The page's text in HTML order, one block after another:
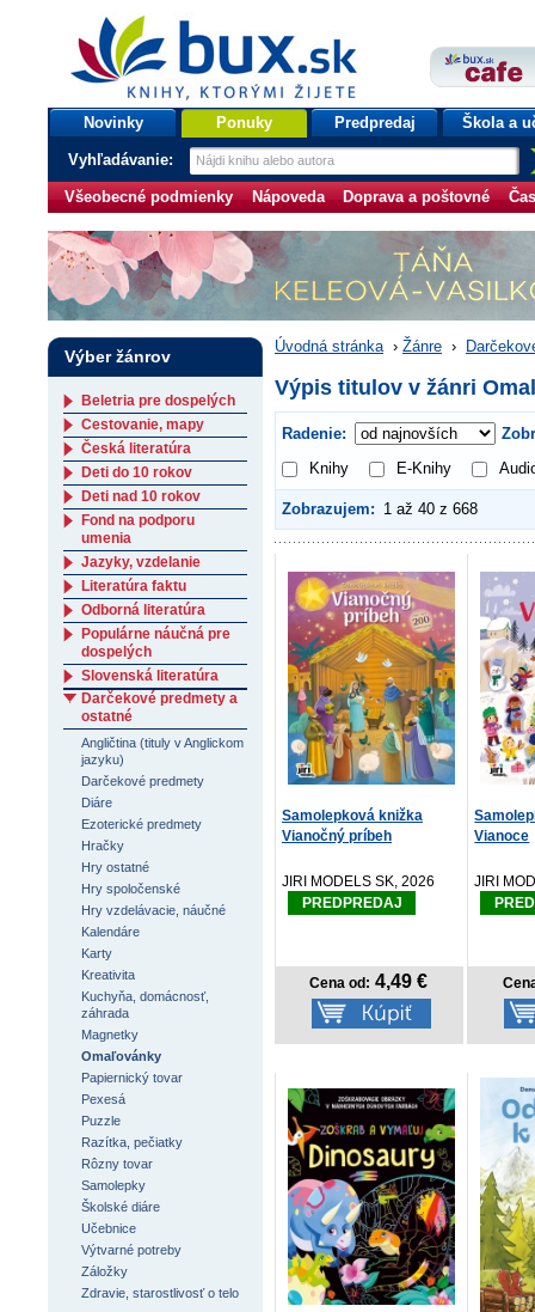
bux.sk
knihy, ktorými žijete
Úvodná stránka
Novinky Ponuky Predpredaj Škola a
Vyhľadávanie:
Všeobecné podmienky Nápoveda Doprava a poštovné
Úvodná stránka › Žánre ›
Výpis titulov v žánri
Radenie:
Knihy
E-Knihy
Zobrazujem: 1 až 40 z 668
Samolepková knižka
Vianočný príbeh
JIRI MODELS SK, 2026
PREDPREDAJ
Cena od: 4,49 €
Vianoce
JIRI
Výber žánrov
Beletria pre dospelých
Cestovanie, mapy
Česká literatúra
Deti do 10 rokov
Deti nad 10 rokov
Fond na podporu
umenia
Jazyky, vzdelanie
Literatúra faktu
Odborná literatúra
Populárne náučná pre
dospelých
Slovenská literatúra
Darčekové predmety a
ostatné
Angličtina (tituly v Anglickom
jazyku)
Darčekové predmety
Diáre
Ezoterické predmety
Hračky
Hry ostatné
Hry spoločenské
Hry vzdelávacie, náučné
Kalendáre
Karty
Kreativita
Kuchyňa, domácnosť,
záhrada
Magnetky
Omaľovánky
Papiernický tovar
Pexesá
Puzzle
Razítka, pečiatky
Rôzny tovar
Samolepky
Školské diáre
Učebnice
Výtvarné potreby
Záložky
Zdravie, starostlivosť o telo